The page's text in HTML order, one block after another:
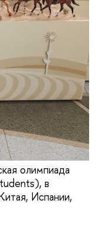
олимпиада
в
Испании,